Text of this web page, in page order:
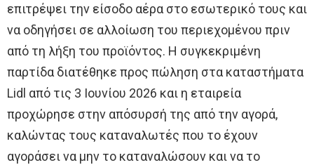
επιτρέψει την είσοδο αέρα στο εσωτερικό τους και
να οδηγήσει σε αλλοίωση του περιεχομένου πριν
από τη λήξη του προϊόντος. Η συγκεκριμένη
παρτίδα διατέθηκε προς πώληση στα καταστήματα
Lidl από τις 3 Ιουνίου 2026 και η εταιρεία
προχώρησε στην απόσυρσή της από την αγορά,
καλώντας τους καταναλωτές που το έχουν
αγοράσει να μην το καταναλώσουν και να το